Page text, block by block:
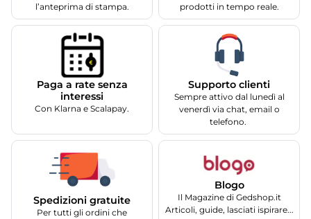
l’anteprima di stampa.
prodotti in tempo reale.
Paga a rate senza
interessi
Con Klarna e Scalapay.
Supporto clienti
Sempre attivo dal lunedì al
venerdì via chat, email o
telefono.
Spedizioni gratuite
Per tutti gli ordini che
Blogo
Il Magazine di Gedshop.it
Articoli, guide, lasciati ispirare...